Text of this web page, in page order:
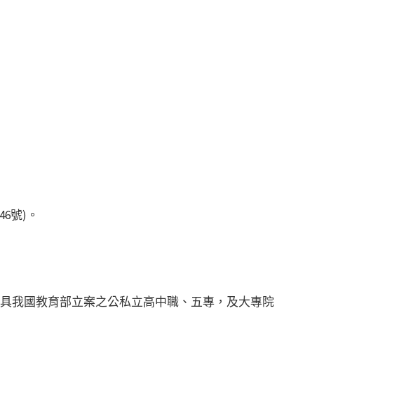
號)。
我國教育部立案之公私立高中職、五專，及大專院